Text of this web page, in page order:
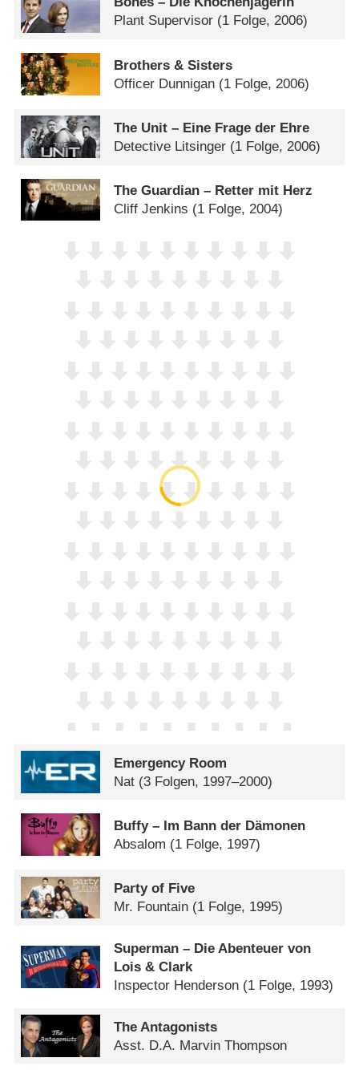
Plant Supervisor (1 Folge, 2006)
Brothers & Sisters
Officer Dunnigan (1 Folge, 2006)
The Unit – Eine Frage der Ehre
Detective Litsinger (1 Folge, 2006)
The Guardian – Retter mit Herz
Cliff Jenkins (1 Folge, 2004)
Emergency Room
Nat (3 Folgen, 1997–2000)
Buffy – Im Bann der Dämonen
Absalom (1 Folge, 1997)
Party of Five
Mr. Fountain (1 Folge, 1995)
Superman – Die Abenteuer von
Lois & Clark
Inspector Henderson (1 Folge, 1993)
The Antagonists
Asst. D.A. Marvin Thompson